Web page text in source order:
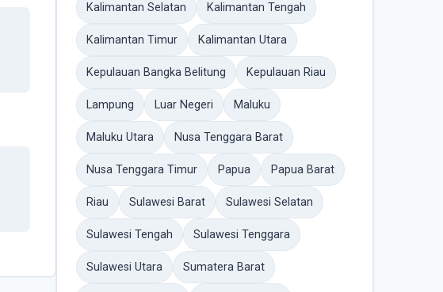
Kalimantan Selatan Kalimantan Tengah
Kalimantan Timur Kalimantan Utara
Kepulauan Bangka Belitung Kepulauan Riau
Lampung Luar Negeri Maluku
Maluku Utara Nusa Tenggara Barat
Nusa Tenggara Timur Papua Papua Barat
Riau Sulawesi Barat Sulawesi Selatan
Sulawesi Tengah Sulawesi Tenggara
Sulawesi Utara Sumatera Barat